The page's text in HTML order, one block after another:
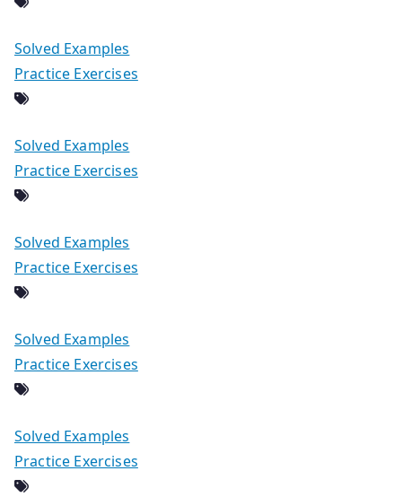
Solved Examples
Practice Exercises
Solved Examples
Practice Exercises
Solved Examples
Practice Exercises
Solved Examples
Practice Exercises
Solved Examples
Practice Exercises